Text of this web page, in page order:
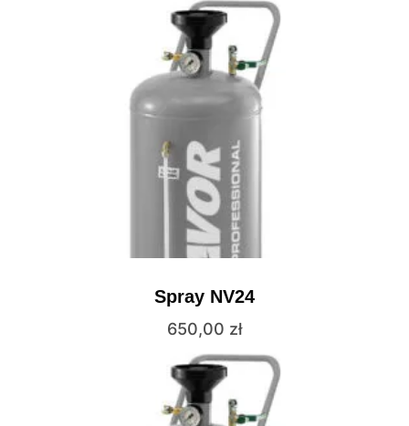
Spray NV24
650,00 zł